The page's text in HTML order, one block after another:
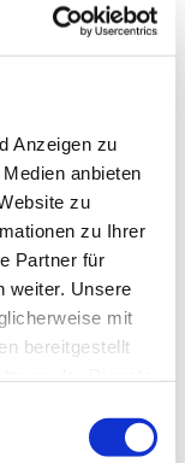
Anzeigen zu
anbieten
zu
zu Ihrer
Partner für
weiter. Unsere
mit
bereitgestellt